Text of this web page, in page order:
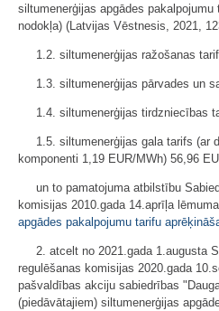
siltumenerģijas apgādes
nodokļa) (Latvijas Vēstnesis, 2021,
1.2. siltumenerģijas ražošanas
1.3. siltumenerģijas pārvades un
1.4. siltumenerģijas tirdzniecības
1.5. siltumenerģijas gala tarifs (ar
komponenti 1,19 EUR/MWh) 56,96
un to pamatojuma atbilstību
komisijas 2010.gada 14.aprīļa
apgādes pakalpojumu tarifu
2. atcelt no 2021.gada 1.augusta
regulēšanas komisijas 2020.gada
pašvaldības akciju sabiedrības
(piedāvātajiem) siltumenerģijas